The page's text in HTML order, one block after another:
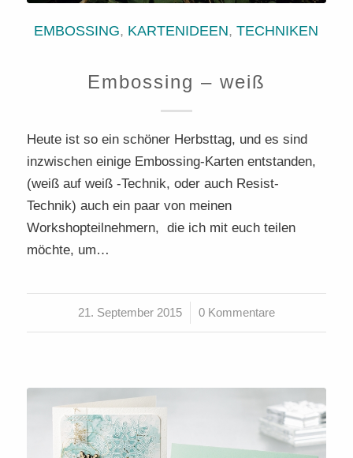
EMBOSSING, KARTENIDEEN,TECHNIKEN
Embossing – weiß
Heute ist so ein schöner Herbsttag, und es sind
inzwischen einige Embossing-Karten entstanden,
(weiß auf weiß -Technik, oder auch Resist-
Technik) auch ein paar von meinen
Workshopteilnehmern, die ich mit euch teilen
möchte, um…
21. September 2015
/ 0 Kommentare